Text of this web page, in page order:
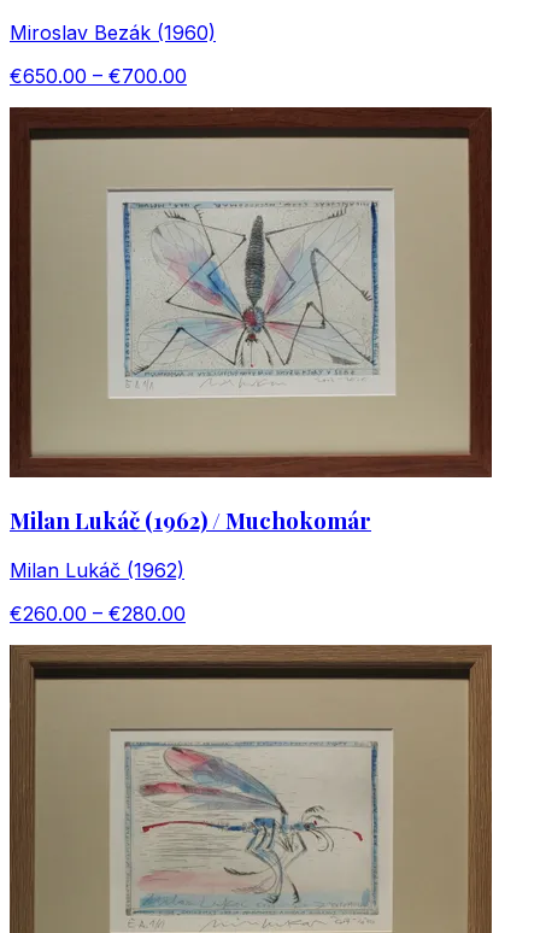
Miroslav Bezák (1960)
€650.00 – €700.00
Milan Lukáč (1962) / Muchokomár
Milan Lukáč (1962)
€260.00 – €280.00